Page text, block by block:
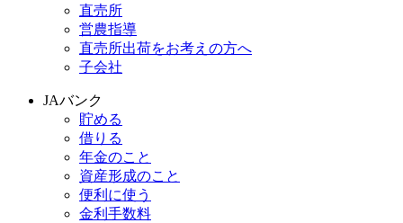
直売所
営農指導
直売所出荷をお考えの方へ
子会社
JAバンク
貯める
借りる
年金のこと
資産形成のこと
便利に使う
金利手数料